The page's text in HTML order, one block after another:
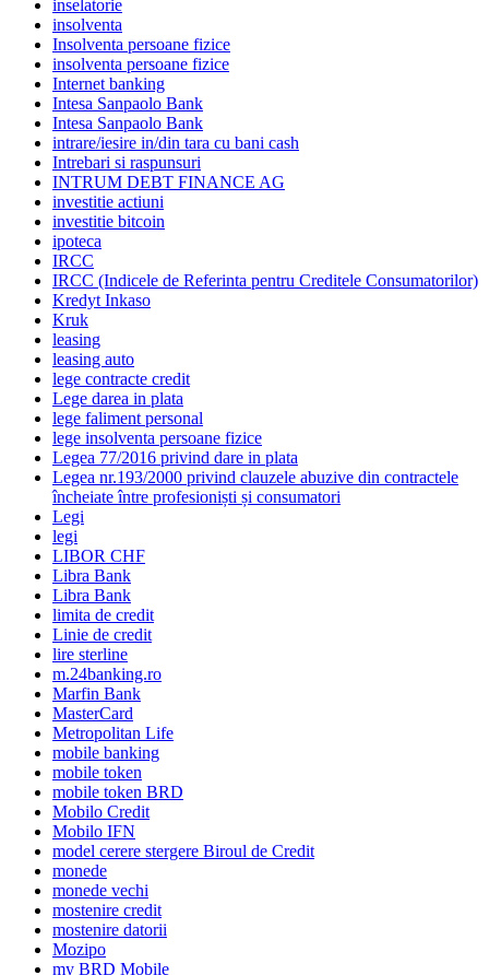
inselatorie
insolventa
Insolventa persoane fizice
insolventa persoane fizice
Internet banking
Intesa Sanpaolo Bank
Intesa Sanpaolo Bank
intrare/iesire in/din tara cu bani cash
Intrebari si raspunsuri
INTRUM DEBT FINANCE AG
investitie actiuni
investitie bitcoin
ipoteca
IRCC
IRCC (Indicele de Referinta pentru Creditele Consumatorilor)
Kredyt Inkaso
Kruk
leasing
leasing auto
lege contracte credit
Lege darea in plata
lege faliment personal
lege insolventa persoane fizice
Legea 77/2016 privind dare in plata
Legea nr.193/2000 privind clauzele abuzive din contractele
încheiate între profesioniști și consumatori
Legi
legi
LIBOR CHF
Libra Bank
Libra Bank
limita de credit
Linie de credit
lire sterline
m.24banking.ro
Marfin Bank
MasterCard
Metropolitan Life
mobile banking
mobile token
mobile token BRD
Mobilo Credit
Mobilo IFN
model cerere stergere Biroul de Credit
monede
monede vechi
mostenire credit
mostenire datorii
Mozipo
my BRD Mobile